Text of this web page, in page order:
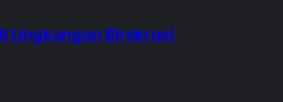
Lingkungan Birokrasi